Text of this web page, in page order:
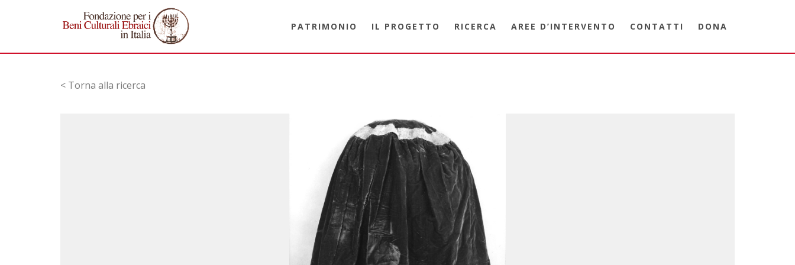
PATRIMONIO IL PROGETTO RICERCA AREE D’INTERVENTO CONTATTI DONA
< Torna alla ricerca